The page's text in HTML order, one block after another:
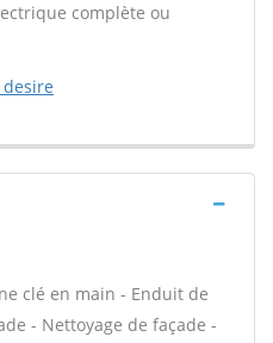
complète ou
desire
clé en main - Enduit de
- Nettoyage de façade -